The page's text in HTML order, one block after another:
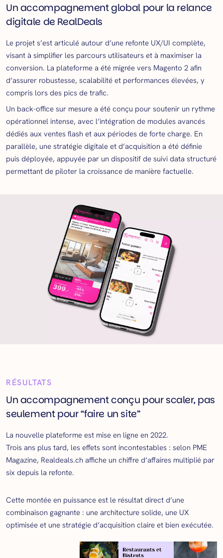
Un accompagnement global pour la relance
digitale de RealDeals
Le projet s’est articulé autour d’une refonte UX/UI complète,
visant à simplifier les parcours utilisateurs et à maximiser la
conversion. La plateforme a été migrée vers Magento 2 afin
d’assurer robustesse, scalabilité et performances élevées, y
compris lors des pics de trafic.
Un back-office sur mesure a été conçu pour soutenir un rythme
opérationnel intense, avec l’intégration de modules avancés
dédiés aux ventes flash et aux périodes de forte charge. En
parallèle, une stratégie digitale et d’acquisition a été définie
puis déployée, appuyée par un dispositif de suivi data structuré
permettant de piloter la croissance de manière factuelle.
RÉSULTATS
Un accompagnement conçu pour scaler, pas
seulement pour “faire un site”
La nouvelle plateforme est mise en ligne en 2022.
Trois ans plus tard, les effets sont incontestables : selon PME
Magazine, Realdeals.ch affiche un chiffre d’affaires multiplié par
six depuis la refonte.
Cette montée en puissance est le résultat direct d’une
combinaison gagnante : une architecture solide, une UX
optimisée et une stratégie d’acquisition claire et bien exécutée.